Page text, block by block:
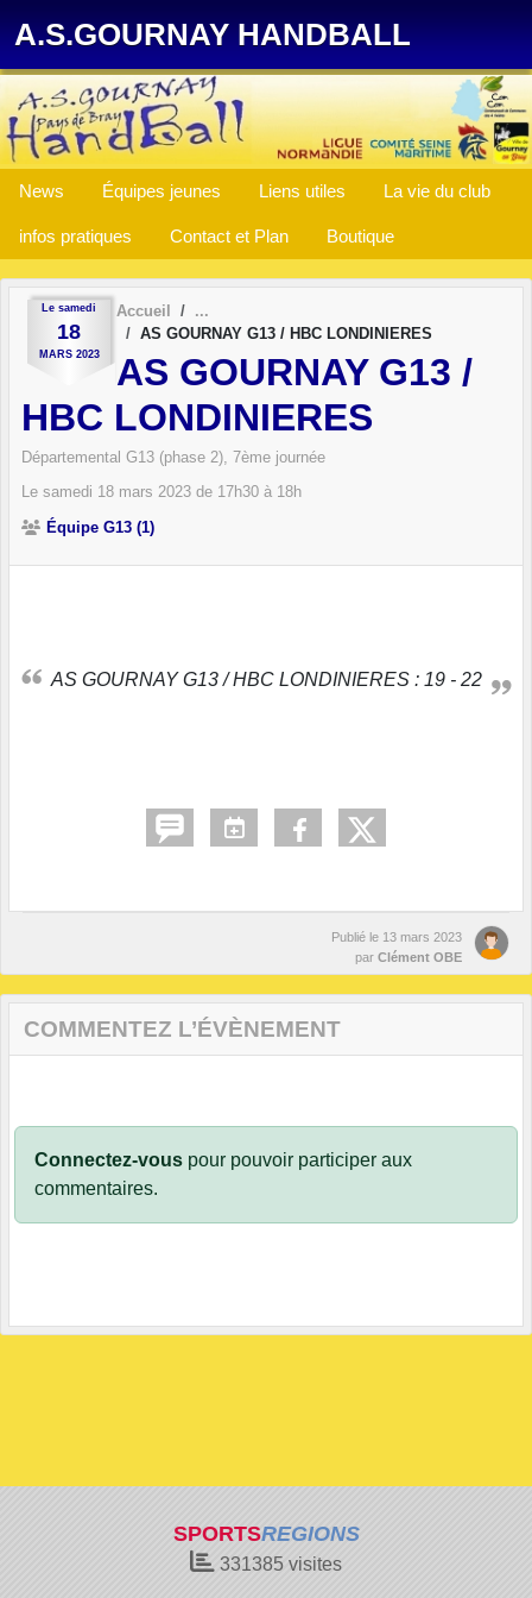
A.S.GOURNAY HANDBALL
News Équipes jeunes Liens utiles La vie du club
infos pratiques Contact et Plan Boutique
Le samedi
18
MARS 2023
Accueil
AS GOURNAY G13 / HBC LONDINIERES
AS GOURNAY G13 /
HBC LONDINIERES
Départemental G13 (phase 2), 7ème journée
Le samedi 18 mars 2023 de 17h30 à 18h
Équipe G13 (1)
AS GOURNAY G13 / HBC LONDINIERES : 19 - 22
Publié le 13 mars 2023
par Clément OBE
COMMENTEZ L’ÉVÈNEMENT
Connectez-vous pour pouvoir participer aux
commentaires.
SPORTSREGIONS
331385 visites